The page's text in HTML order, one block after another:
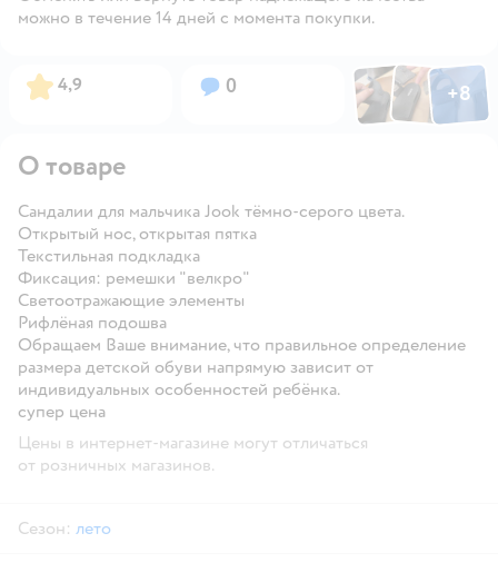
можно в течение 14 дней с момента покупки.
Рейтинг:
4,9 Вопросов:
0 ФотоФотоФото
+8
Открыть
О товаре
Сандалии для мальчика Jook тёмно-серого цвета.
Открытый нос, открытая пятка
Текстильная подкладка
Фиксация: ремешки "велкро"
Светоотражающие элементы
Рифлёная подошва
Обращаем Ваше внимание, что правильное определение
размера детской обуви напрямую зависит от
индивидуальных особенностей ребёнка.
супер цена
Цены в интернет-магазине могут отличаться
от розничных магазинов.
Сезон: лето